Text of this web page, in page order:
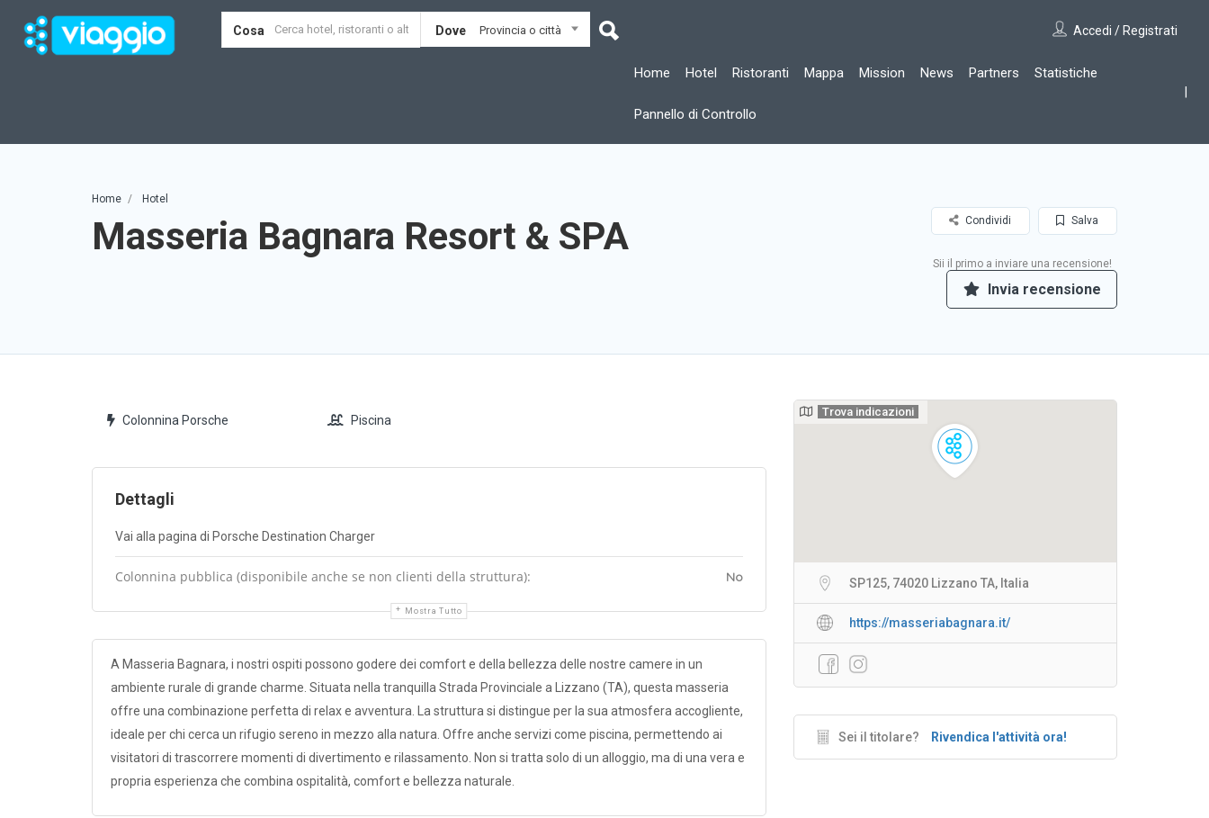
Cosa Dove Provincia o città Accedi / Registrati
Home Hotel Ristoranti Mappa Mission News Partners Statistiche
Pannello di Controllo
Home Hotel
Masseria Bagnara Resort & SPA Salva
Condividi
Sii il primo a inviare una recensione!
Invia recensione
Colonnina Porsche Piscina
Dettagli
Vai alla pagina di Porsche Destination Charger
Colonnina pubblica (disponibile anche se non clienti della struttura): No
Mostra Tutto
A Masseria Bagnara, i nostri ospiti possono godere dei comfort e della bellezza delle nostre camere in un
ambiente rurale di grande charme. Situata nella tranquilla Strada Provinciale a Lizzano (TA), questa masseria
offre una combinazione perfetta di relax e avventura. La struttura si distingue per la sua atmosfera accogliente,
ideale per chi cerca un rifugio sereno in mezzo alla natura. Offre anche servizi come piscina, permettendo ai
visitatori di trascorrere momenti di divertimento e rilassamento. Non si tratta solo di un alloggio, ma di una vera e
propria esperienza che combina ospitalità, comfort e bellezza naturale.
Trova indicazioni
SP125, 74020 Lizzano TA, Italia
https://masseriabagnara.it/
Sei il titolare? Rivendica l'attività ora!